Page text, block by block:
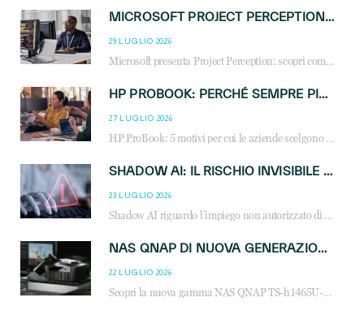
MICROSOFT PROJECT PERCEPTION: COME GLI AGENTI AI CAMBIERANNO SOC, CYBERSECURITY E SERVIZI MSP
29 LUGLIO 2026
Microsoft presenta Project Perception: scopri come gli agenti AI possono trasformare cybersecurity, SOC e servizi gestiti degli MSP.
HP PROBOOK: PERCHÉ SEMPRE PIÙ AZIENDE SCELGONO NOTEBOOK PROGETTATI PER IL LAVORO MODERNO
27 LUGLIO 2026
HP ProBook: 5 motivi per cui le aziende scelgono i notebook business HP per migliorare produttività, sicurezza e gestione dell’AI.
SHADOW AI: IL RISCHIO INVISIBILE CHE LE AZIENDE POSSONO GOVERNARE
23 LUGLIO 2026
Shadow AI riguardo l’impiego non autorizzato di sistemi AI all’interno dell’azienda. E’ una pratica che si diffonde a partire dai dipendenti fino ai dirigenti e mette a repentaglio la cybersecurity, con costi più elevati per le organizzazioni. Due recenti report illustrano il fenomeno e forniscono dati in merito
NAS QNAP DI NUOVA GENERAZIONE: PIÙ PRESTAZIONI, SCALABILITÀ E PROTEZIONE DEI DATI PER LE INFRASTRUTTURE IT MODERNE
22 LUGLIO 2026
Scopri la nuova gamma NAS QNAP TS-h1465U-RP, TS-h1065eU e TS-h665U: storage aziendale con ZFS, DDR5, E1.S NVMe e connettività 2.5GbE per backup, virtualizzazione e cybersecurity.